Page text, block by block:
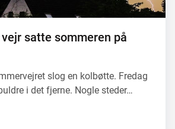
satte sommeren på
slog en kolbøtte. Fredag
i det fjerne. Nogle steder…